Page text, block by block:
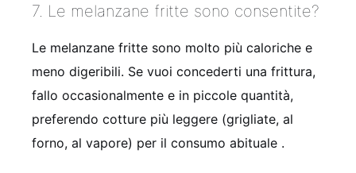
7. Le melanzane fritte sono consentite?
Le melanzane fritte sono molto più caloriche e
meno digeribili. Se vuoi concederti una frittura,
fallo occasionalmente e in piccole quantità,
preferendo cotture più leggere (grigliate, al
forno, al vapore) per il consumo abituale .